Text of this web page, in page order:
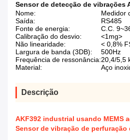
Sensor de detecção de vibrações
Nome:
Medidor
Saída:
RS485
Fonte de energia:
C.C.
Calibração do desvio:
<1mg>
Não linearidade:
< 0,8%
Largura de banda (3DB):
500Hz
Frequência de ressonância:20,4/5,5
Material:
Aço
Descrição
AKF392 industrial usando MEMS
Sensor de vibração de perfuração